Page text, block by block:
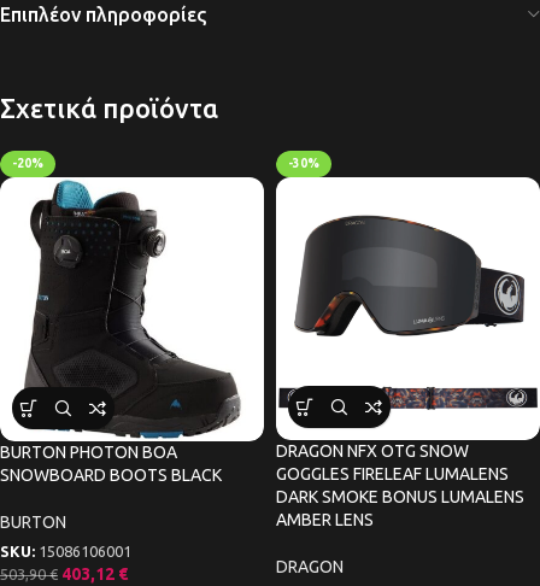
Επιπλέον πληροφορίες
Σχετικά προϊόντα
-20%
BURTON PHOTON BOA
SNOWBOARD BOOTS BLACK
BURTON
SKU: 15086106001
503,90€ 403,12 €
-30%
DRAGON NFX OTG SNOW
GOGGLES FIRELEAF LUMALENS
DARK SMOKE BONUS LUMALENS
AMBER LENS
DRAGON